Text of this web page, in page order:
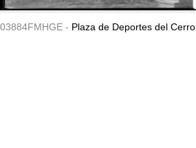
03884FMHGE - Plaza de Deportes del Cerro.